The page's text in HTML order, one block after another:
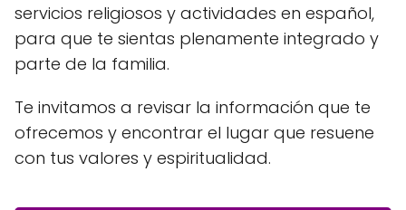
servicios religiosos y actividades en español,
para que te sientas plenamente integrado y
parte de la familia.
Te invitamos a revisar la información que te
ofrecemos y encontrar el lugar que resuene
con tus valores y espiritualidad.